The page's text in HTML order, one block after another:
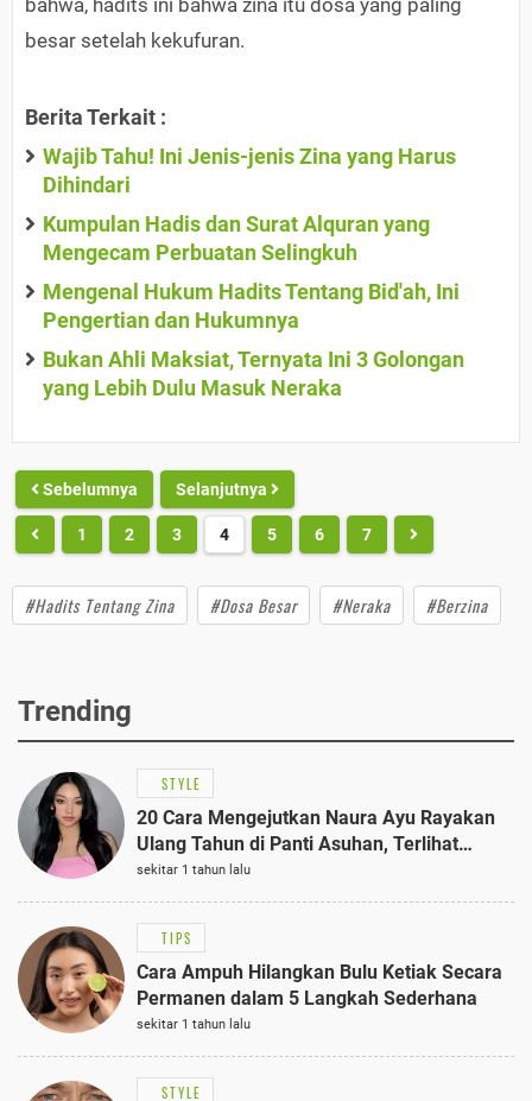
bahwa, hadits ini bahwa zina itu dosa yang paling
besar setelah kekufuran.
Berita Terkait :
Wajib Tahu! Ini Jenis-jenis Zina yang Harus
Dihindari
Kumpulan Hadis dan Surat Alquran yang
Mengecam Perbuatan Selingkuh
Mengenal Hukum Hadits Tentang Bid'ah, Ini
Pengertian dan Hukumnya
Bukan Ahli Maksiat, Ternyata Ini 3 Golongan
yang Lebih Dulu Masuk Neraka
Sebelumnya Selanjutnya
1 2 3 4 5 6 7
#Hadits Tentang Zina #Dosa Besar #Neraka #Berzina
Trending
STYLE
20 Cara Mengejutkan Naura Ayu Rayakan
Ulang Tahun di Panti Asuhan, Terlihat
Anggun dengan Kaftan Cokelat
sekitar 1 tahun lalu
TIPS
Cara Ampuh Hilangkan Bulu Ketiak Secara
Permanen dalam 5 Langkah Sederhana
sekitar 1 tahun lalu
STYLE